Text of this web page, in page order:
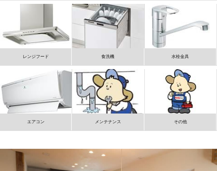
レンジフード 食洗機 水栓金具
エアコン メンテナンス その他